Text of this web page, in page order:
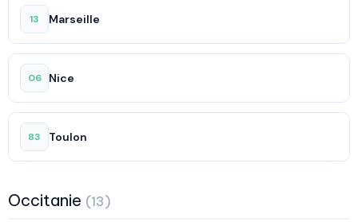
13 Marseille
06 Nice
83 Toulon
Occitanie (13)